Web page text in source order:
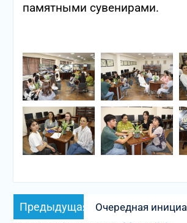
памятными сувенирами.
Навигация
по
Предыдущая
запись:
Очередная